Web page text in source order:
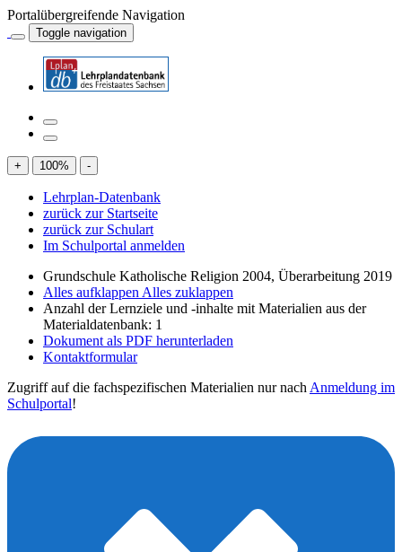
Portalübergreifende Navigation
Toggle navigation
+ 100% -
Lehrplan-Datenbank
zurück zur Startseite
zurück zur Schulart
Im Schulportal anmelden
Grundschule Katholische Religion 2004, Überarbeitung 2019
Alles aufklappen Alles zuklappen
Anzahl der Lernziele und -inhalte mit Materialien aus der
Materialdatenbank: 1
Dokument als PDF herunterladen
Kontaktformular
Zugriff auf die fachspezifischen Materialien nur nach Anmeldung im
Schulportal!